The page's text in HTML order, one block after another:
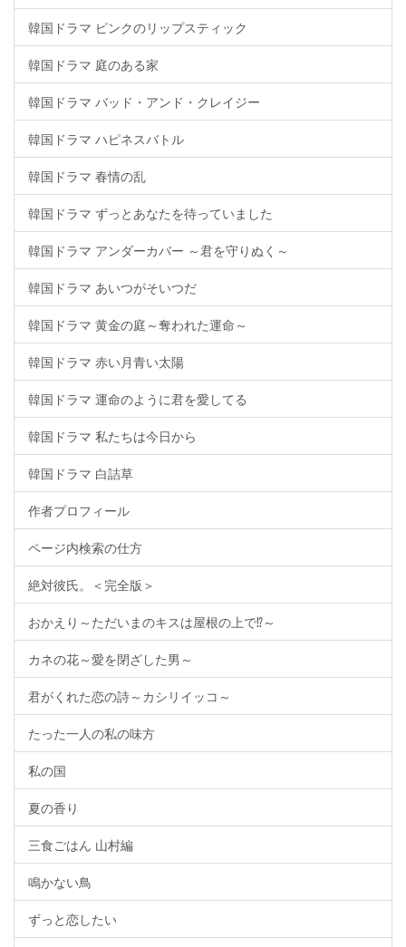
韓国ドラマ ピンクのリップスティック
韓国ドラマ 庭のある家
韓国ドラマ バッド・アンド・クレイジー
韓国ドラマ ハピネスバトル
韓国ドラマ 春情の乱
韓国ドラマ ずっとあなたを待っていました
韓国ドラマ アンダーカバー ～君を守りぬく～
韓国ドラマ あいつがそいつだ
韓国ドラマ 黄金の庭～奪われた運命～
韓国ドラマ 赤い月青い太陽
韓国ドラマ 運命のように君を愛してる
韓国ドラマ 私たちは今日から
韓国ドラマ 白詰草
作者プロフィール
ページ内検索の仕方
絶対彼氏。＜完全版＞
おかえり～ただいまのキスは屋根の上で⁉～
カネの花～愛を閉ざした男～
君がくれた恋の詩～カシリイッコ～
たった一人の私の味方
私の国
夏の香り
三食ごはん 山村編
鳴かない鳥
ずっと恋したい